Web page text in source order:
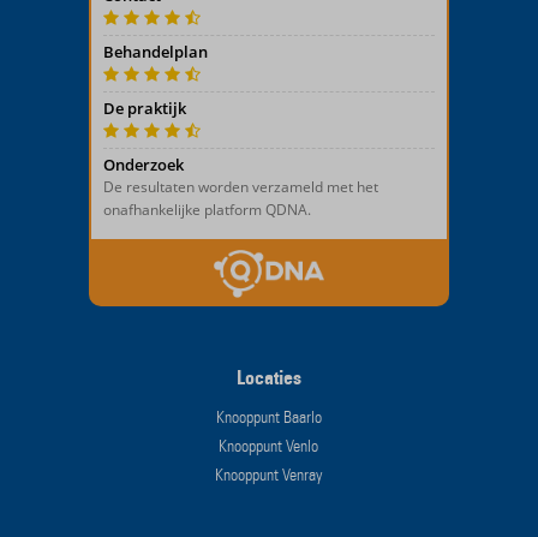
Locaties
Knooppunt Baarlo
Knooppunt Venlo
Knooppunt Venray